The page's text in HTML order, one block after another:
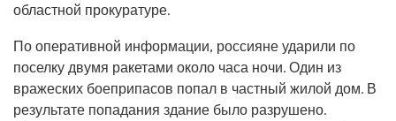
областной прокуратуре.
По оперативной информации, россияне ударили по
поселку двумя ракетами около часа ночи. Один из
вражеских боеприпасов попал в частный жилой дом. В
результате попадания здание было разрушено.